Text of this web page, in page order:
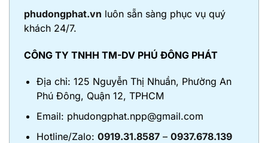
phudongphat.vn luôn sẵn sàng phục vụ quý
khách 24/7.
CÔNG TY TNHH TM-DV PHÚ ĐÔNG PHÁT
Địa chỉ: 125 Nguyễn Thị Nhuần, Phường An
Phú Đông, Quận 12, TPHCM
Email: phudongphat.npp@gmail.com
Hotline/Zalo: 0919.31.8587– 0937.678.139